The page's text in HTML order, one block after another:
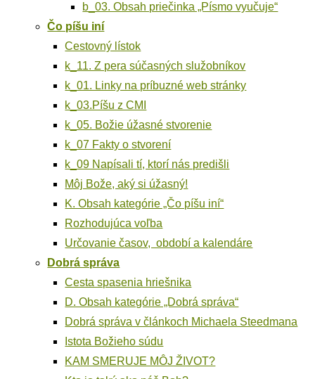
b_03. Obsah prie­čin­ka „Pís­mo vyučuje“
Čo píšu iní
Ces­tov­ný lístok
k_11. Z pera súčas­ných služobníkov
k_01. Lin­ky na prí­buz­né web stránky
k_03.Píšu z CMI
k_05. Božie úžas­né stvorenie
k_07 Fak­ty o stvorení
k_09 Napí­sa­li tí, kto­rí nás predišli
Môj Bože, aký si úžasný!
K. Obsah kate­gó­rie „Čo píšu iní“
Roz­ho­du­jú­ca voľba
Určo­va­nie časov, obdo­bí a kalendáre
Dob­rá správa
Ces­ta spa­se­nia hriešnika
D. Obsah kate­gó­rie „Dob­rá správa“
Dob­rá sprá­va v člán­koch Micha­e­la Steedmana
Isto­ta Božie­ho súdu
KAM SMERUJE MÔJ ŽIVOT?